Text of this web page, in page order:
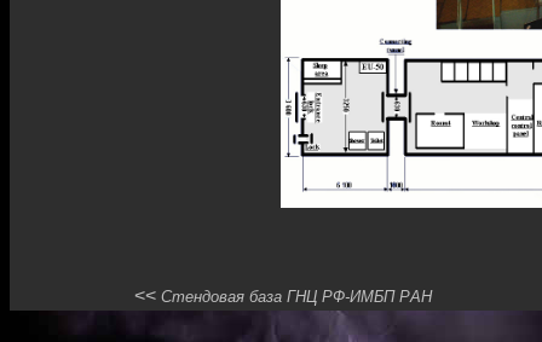
<< Стендовая база ГНЦ РФ-ИМБП РАН